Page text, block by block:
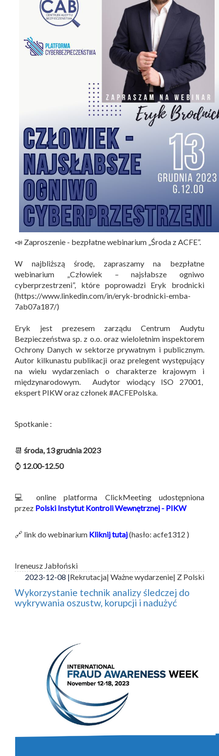
📣 Zaproszenie - bezpłatne webinarium „Środa z ACFE”.
W najbliższą środę, zapraszamy na bezpłatne
webinarium „Człowiek – najsłabsze ogniwo
cyberprzestrzeni”, które poprowadzi Eryk brodnicki
(https://www.linkedin.com/in/eryk-brodnicki-emba-
7ab07a187/)
Eryk jest prezesem zarządu Centrum Audytu
Bezpieczeństwa sp. z o.o. oraz wieloletnim inspektorem
Ochrony Danych w sektorze prywatnym i publicznym.
Autor kilkunastu publikacji oraz prelegent występujący
na wielu wydarzeniach o charakterze krajowym i
międzynarodowym. Audytor wiodący ISO 27001,
ekspert PIKW oraz członek #ACFEPolska.
Spotkanie :
📆 środa, 13 grudnia 2023
⌚ 12.00-12.50
💻 online platforma ClickMeeting udostępniona
przez Polski Instytut Kontroli Wewnętrznej - PIKW
🔗 link do webinarium Kliknij tutaj(hasło: acfe1312 )
Ireneusz Jabłoński
2023-12-08 |Rekrutacja| Ważne wydarzenie| Z Polski
Wykorzystanie technik analizy śledczej do
wykrywania oszustw, korupcji i nadużyć